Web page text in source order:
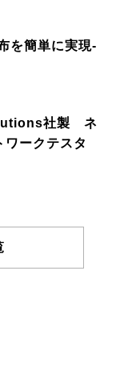
を簡単に実現-
社製 ネ
ークテスタ